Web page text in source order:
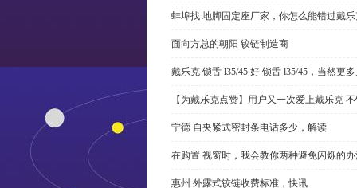
蚌埠找 地脚固定座厂家，你怎么能错过戴
面向方总的朝阳 铰链制造商
戴乐克 锁舌 l35/45 好 锁舌 l35/45，当然更
【为戴乐克点赞】用户又一次爱上戴乐克
宁德 自夹紧式密封条电话多少，解读
在购置 视窗时，我会教你两种避免闪烁的
惠州 外露式铰链收费标准，快讯